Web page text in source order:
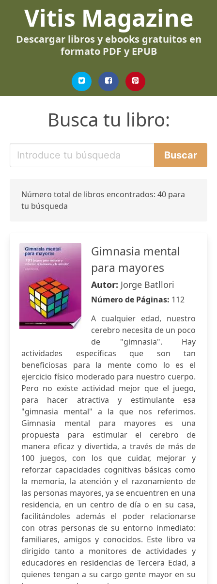
Vitis Magazine
Descargar libros y ebooks gratuitos en
formato PDF y EPUB
Busca tu libro:
Número total de libros encontrados: 40 para
tu búsqueda
Gimnasia mental
para mayores
Autor: Jorge Batllori
Número de Páginas: 112
A cualquier edad, nuestro
cerebro necesita de un poco
de "gimnasia". Hay
actividades específicas que son tan
beneficiosas para la mente como lo es el
ejercicio físico moderado para nuestro cuerpo.
Pero no existe actividad mejor que el juego,
para hacer atractiva y estimulante esa
"gimnasia mental" a la que nos referimos.
Gimnasia mental para mayores es una
propuesta para estimular el cerebro de
manera eficaz y divertida, a través de más de
100 juegos, con los que cuidar, mejorar y
reforzar capacidades cognitivas básicas como
la memoria, la atención y el razonamiento de
las personas mayores, ya se encuentren en una
residencia, en un centro de día o en su casa,
facilitándoles además el poder relacionarse
con otras personas de su entorno inmediato:
familiares, amigos y conocidos. Este libro va
dirigido tanto a monitores de actividades y
educadores en residencias de Tercera Edad, a
quienes tengan a su cargo gente mayor en su